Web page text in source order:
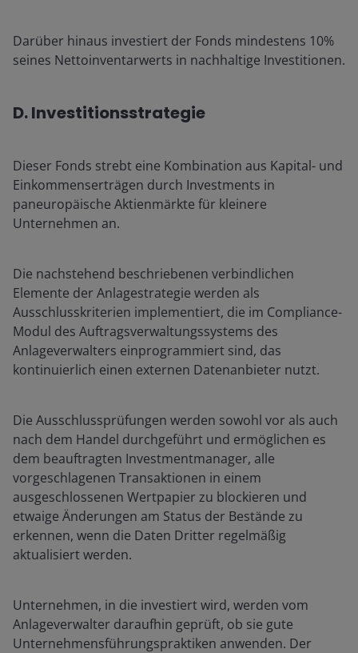
Darüber hinaus investiert der Fonds mindestens 10%
seines Nettoinventarwerts in nachhaltige Investitionen.
D. Investitionsstrategie
Dieser Fonds strebt eine Kombination aus Kapital- und
Einkommenserträgen durch Investments in
paneuropäische Aktienmärkte für kleinere
Unternehmen an.
Die nachstehend beschriebenen verbindlichen
Elemente der Anlagestrategie werden als
Ausschlusskriterien implementiert, die im Compliance-
Modul des Auftragsverwaltungssystems des
Anlageverwalters einprogrammiert sind, das
kontinuierlich einen externen Datenanbieter nutzt.
Die Ausschlussprüfungen werden sowohl vor als auch
nach dem Handel durchgeführt und ermöglichen es
dem beauftragten Investmentmanager, alle
vorgeschlagenen Transaktionen in einem
ausgeschlossenen Wertpapier zu blockieren und
etwaige Änderungen am Status der Bestände zu
erkennen, wenn die Daten Dritter regelmäßig
aktualisiert werden.
Unternehmen, in die investiert wird, werden vom
Anlageverwalter daraufhin geprüft, ob sie gute
Unternehmensführungspraktiken anwenden. Der